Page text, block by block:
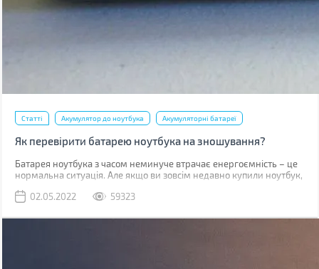
Статті Акумулятор до ноутбука Акумуляторні батареї
Як перевірити батарею ноутбука на зношування?
​​​​​Батарея ноутбука з часом неминуче втрачає енергоємність – це
нормальна ситуація. Але якщо ви зовсім недавно купили ноутбук,
гарантійний термін батареї (зазвичай від 1 до 3 років залежно від
зносилася (більше 20%), то виробник здійснює безкоштовну
02.05.2022 59323